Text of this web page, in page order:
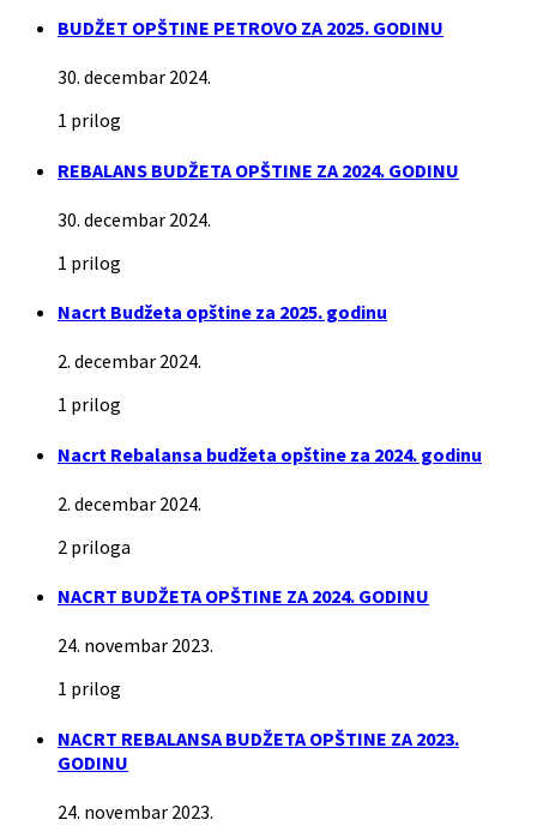
BUDŽET OPŠTINE PETROVO ZA 2025. GODINU
30. decembar 2024.
1 prilog
REBALANS BUDŽETA OPŠTINE ZA 2024. GODINU
30. decembar 2024.
1 prilog
Nacrt Budžeta opštine za 2025. godinu
2. decembar 2024.
1 prilog
Nacrt Rebalansa budžeta opštine za 2024. godinu
2. decembar 2024.
2 priloga
NACRT BUDŽETA OPŠTINE ZA 2024. GODINU
24. novembar 2023.
1 prilog
NACRT REBALANSA BUDŽETA OPŠTINE ZA 2023.
GODINU
24. novembar 2023.